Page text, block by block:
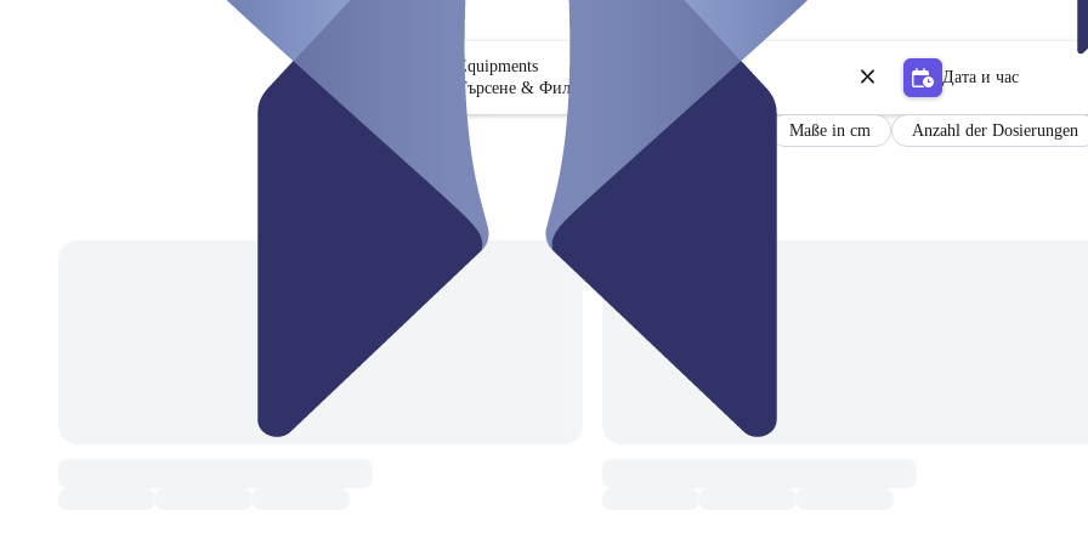
Equipments
Търсене & Филтър
Дата и час
Füllmenge in Liter Maße in cm Anzahl der Dosierungen